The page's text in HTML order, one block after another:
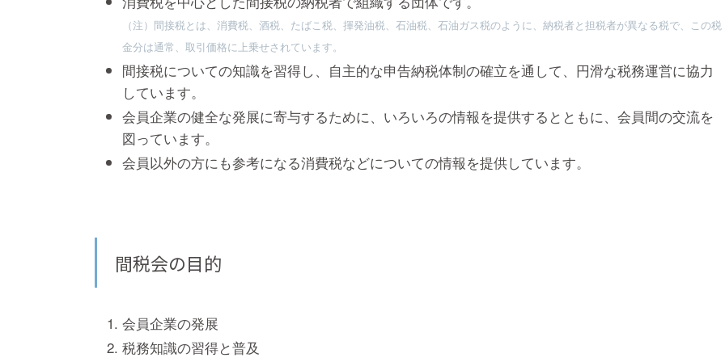
（注）間接税とは、消費税、酒税、たばこ税、揮発油税、石油税、石油ガス税のように、納税者と担税者が異なる税で、この税
金分は通常、取引価格に上乗せされています。
間接税についての知識を習得し、自主的な申告納税体制の確立を通して、円滑な税務運営に協力
しています。
会員企業の健全な発展に寄与するために、いろいろの情報を提供するとともに、会員間の交流を
図っています。
会員以外の方にも参考になる消費税などについての情報を提供しています。
間税会の目的
会員企業の発展
税務知識の習得と普及